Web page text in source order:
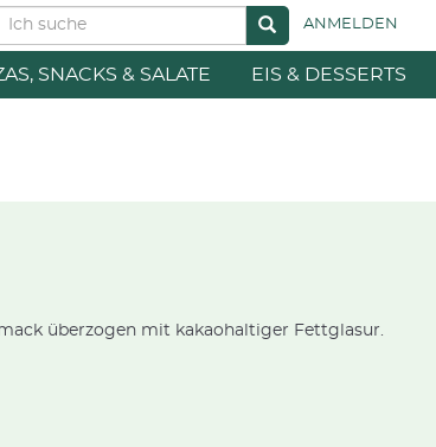
ANMELDEN
SNACKS & SALATE EIS & DESSERTS
überzogen mit kakaohaltiger Fettglasur.